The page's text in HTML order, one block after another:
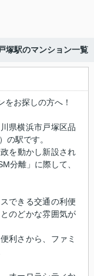
塚駅のマンション一覧
お探しの方へ！
県横浜市戸塚区品
の駅です。
を動かし新設され
分離」に際して、
できる交通の利便
のどかな雰囲気が
利さから、ファミ